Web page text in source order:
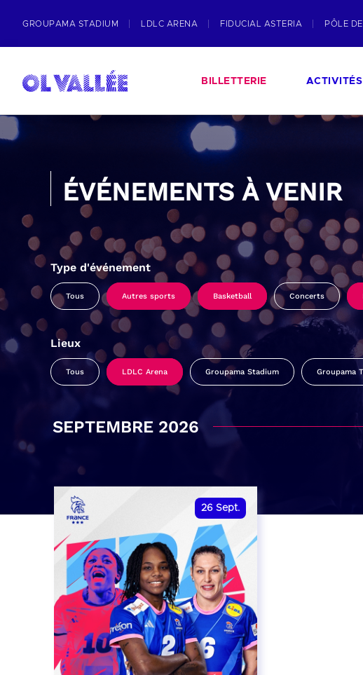
GROUPAMA STADIUM LDLC ARENA FIDUCIAL ASTERIA PÔLE
BILLETTERIE ACTIVITÉS
ÉVÉNEMENTS À VENIR
Type d'événement
Tous Autres sports Basketball Concerts
Lieux
Tous LDLC Arena Groupama Stadium Groupama
SEPTEMBRE 2026
26 Sept.